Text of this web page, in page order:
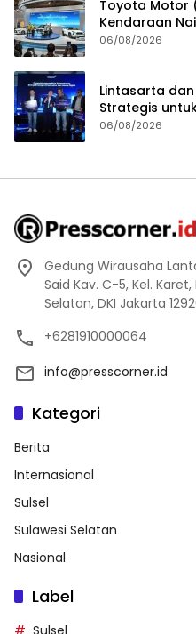
Toyota Motor
Kendaraan
06/08/2026
Lintasarta
Strategis
06/08/2026
Gedung Wirausaha
Said Kav. C-5, Kel.
Selatan, DKI Jakarta
+6281910000064
info@presscorner.id
Kategori
Berita
Internasional
Sulsel
Sulawesi Selatan
Nasional
Label
Sulsel